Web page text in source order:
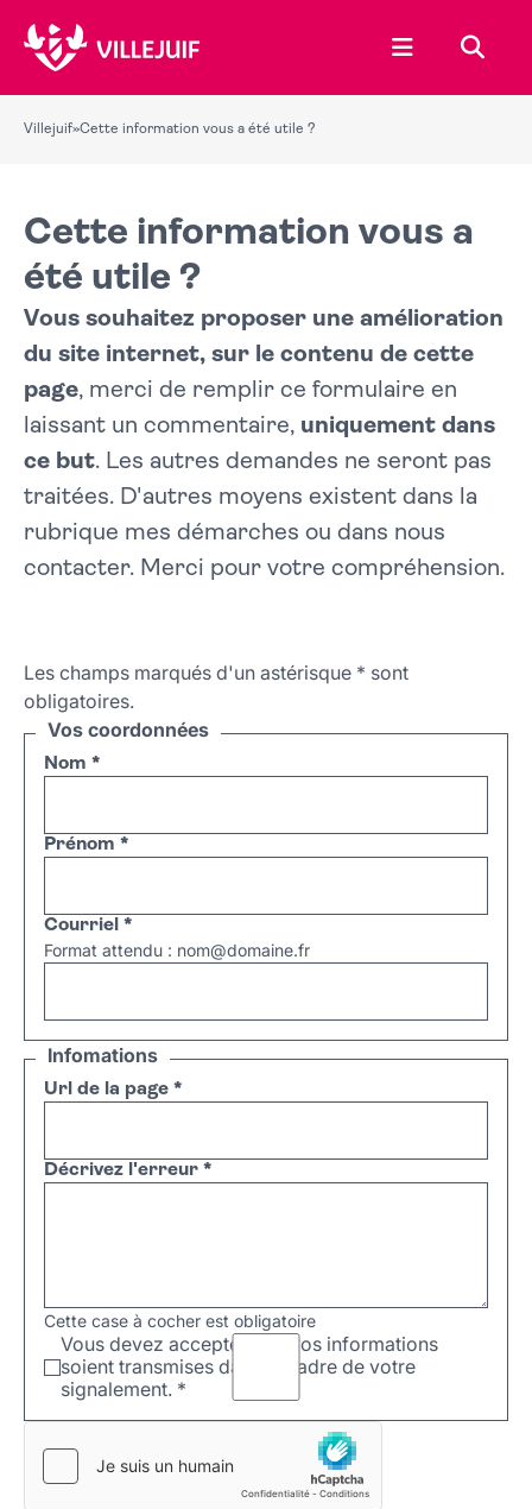
Ouvrir le
Villejuif»Cette information vous a été utile ?
Cette information vous a
été utile ?
Vous souhaitez proposer une amélioration
du site internet, sur le contenu de cette
page, merci de remplir ce formulaire en
laissant un commentaire, uniquement dans
ce but. Les autres demandes ne seront pas
traitées. D'autres moyens existent dans la
rubrique mes démarches ou dans nous
contacter. Merci pour votre compréhension.
Les champs marqués d'un astérisque * sont
obligatoires.
Vos coordonnées
Nom *
Prénom *
Courriel *
Format attendu : nom@domaine.fr
Infomations
Url de la page *
Décrivez l'erreur *
Cette case à cocher est obligatoire
Vous devez accepter que vos informations
soient transmises dans le cadre de votre
signalement. *